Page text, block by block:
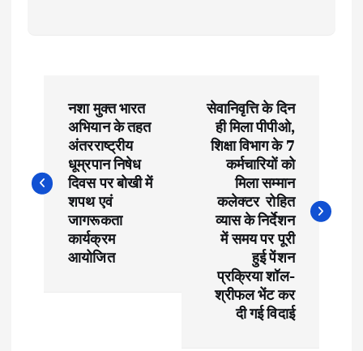
s
नशा मुक्त भारत
अभियान के तहत
अंतरराष्ट्रीय
धूम्रपान निषेध
दिवस पर बोखी में
शपथ एवं
जागरूकता
कार्यक्रम
आयोजित
सेवानिवृत्ति के दिन
ही मिला पीपीओ,
शिक्षा विभाग के 7
कर्मचारियों को
मिला सम्मान
कलेक्टर रोहित
व्यास के निर्देशन
में समय पर पूरी
हुई पेंशन
प्रक्रिया शॉल-
श्रीफल भेंट कर
दी गई विदाई